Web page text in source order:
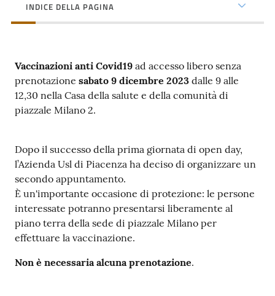
territorio
Studiare
a
Piacenza
Costruiamo
Salute
Novità
Scuole
INDICE DELLA PAGINA
Vaccinazioni anti Covid19 ad accesso libero senza
prenotazione sabato 9 dicembre 2023 dalle 9 alle
12,30 nella Casa della salute e della comunità di
piazzale Milano 2.
Dopo il successo della prima giornata di open day,
l’Azienda Usl di Piacenza ha deciso di organizzare un
secondo appuntamento.
È un'importante occasione di protezione: le persone
interessate potranno presentarsi liberamente al
piano terra della sede di piazzale Milano per
effettuare la vaccinazione.
Non è necessaria alcuna prenotazione.